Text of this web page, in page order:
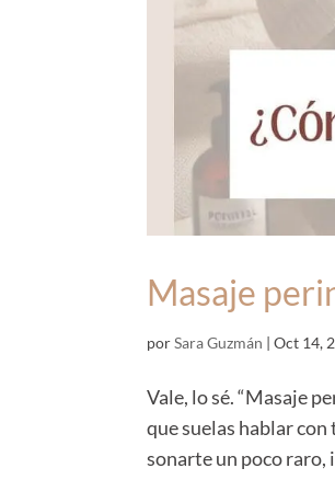
Masaje
porSara Guzmán |Oct 14,
Vale, lo sé. “Masaje
que suelas hablar
sonarte un poco raro,